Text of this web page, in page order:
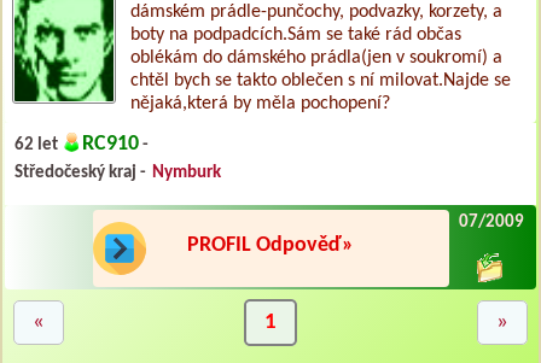
dámském prádle-punčochy, podvazky, korzety, a
boty na podpadcích.Sám se také rád občas
oblékám do dámského prádla(jen v soukromí) a
chtěl bych se takto oblečen s ní milovat.Najde se
nějaká,která by měla pochopení?
62 let RC910 -
Středočeský kraj - Nymburk
PROFIL Odpověď»
07/2009
« 1 »